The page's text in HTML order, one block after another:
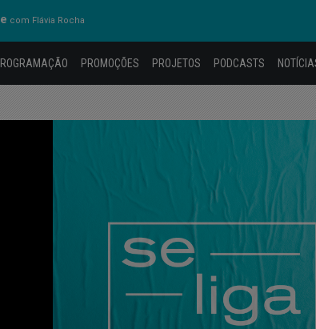
com Flávia Rocha
PROMOÇÕES PROJETOS PODCASTS